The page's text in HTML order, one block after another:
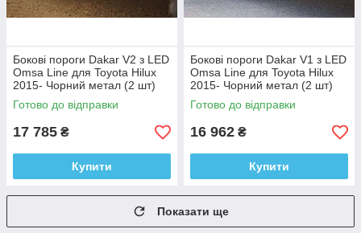
Бокові пороги Dakar V2 з LED
Omsa Line для Toyota Hilux
2015- Чорний метал (2 шт)
Готово до відправки
17 785 ₴
Купити
Бокові пороги Dakar V1 з LED
Omsa Line для Toyota Hilux
2015- Чорний метал (2 шт)
Готово до відправки
16 962 ₴
Купити
Показати ще